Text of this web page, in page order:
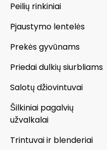
Peilių rinkiniai
Pjaustymo lentelės
Prekės gyvūnams
Priedai dulkių siurbliams
Salotų džiovintuvai
Šilkiniai pagalvių
užvalkalai
Trintuvai ir blenderiai